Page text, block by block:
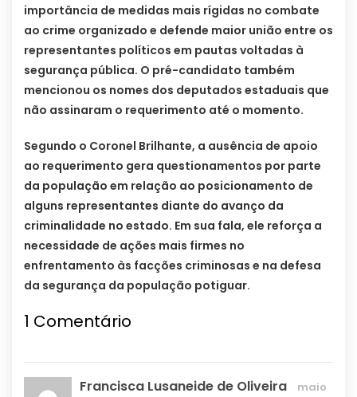
importância de medidas mais rígidas no combate
ao crime organizado e defende maior união entre os
representantes políticos em pautas voltadas à
segurança pública. O pré-candidato também
mencionou os nomes dos deputados estaduais que
não assinaram o requerimento até o momento.
Segundo o Coronel Brilhante, a ausência de apoio
ao requerimento gera questionamentos por parte
da população em relação ao posicionamento de
alguns representantes diante do avanço da
criminalidade no estado. Em sua fala, ele reforça a
necessidade de ações mais firmes no
enfrentamento às facções criminosas e na defesa
da segurança da população potiguar.
1 Comentário
Francisca Lusaneide de Oliveira
maio